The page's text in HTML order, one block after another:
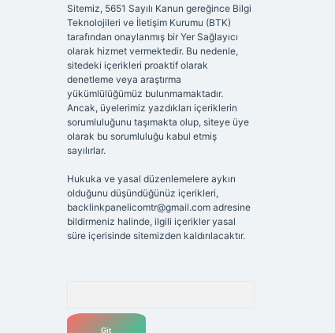
Sitemiz, 5651 Sayılı Kanun gereğince Bilgi
Teknolojileri ve İletişim Kurumu (BTK)
tarafından onaylanmış bir Yer Sağlayıcı
olarak hizmet vermektedir. Bu nedenle,
sitedeki içerikleri proaktif olarak
denetleme veya araştırma
yükümlülüğümüz bulunmamaktadır.
Ancak, üyelerimiz yazdıkları içeriklerin
sorumluluğunu taşımakta olup, siteye üye
olarak bu sorumluluğu kabul etmiş
sayılırlar.
Hukuka ve yasal düzenlemelere aykırı
olduğunu düşündüğünüz içerikleri,
backlinkpanelicomtr@gmail.comadresine
bildirmeniz halinde, ilgili içerikler yasal
süre içerisinde sitemizden kaldırılacaktır.